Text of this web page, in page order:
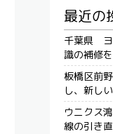
最近の
千葉県
識の補修
板橋区前
し、新し
ウニクス
線の引き